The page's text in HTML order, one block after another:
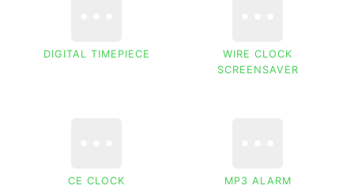
DIGITAL TIMEPIECE
WIRE CLOCK
SCREENSAVER
CE CLOCK MP3 ALARM